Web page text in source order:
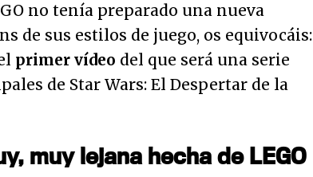
no tenía preparado una nueva
de sus estilos de juego, os equivocáis:
primer vídeo del que será una serie
de Star Wars: El Despertar de la
muy lejana hecha de LEGO